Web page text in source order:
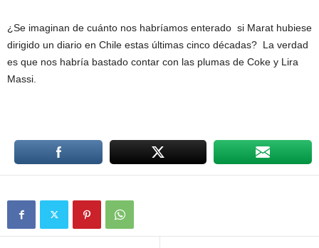
¿Se imaginan de cuánto nos habríamos enterado si Marat hubiese
dirigido un diario en Chile estas últimas cinco décadas? La verdad
es que nos habría bastado contar con las plumas de Coke y Lira
Massi.